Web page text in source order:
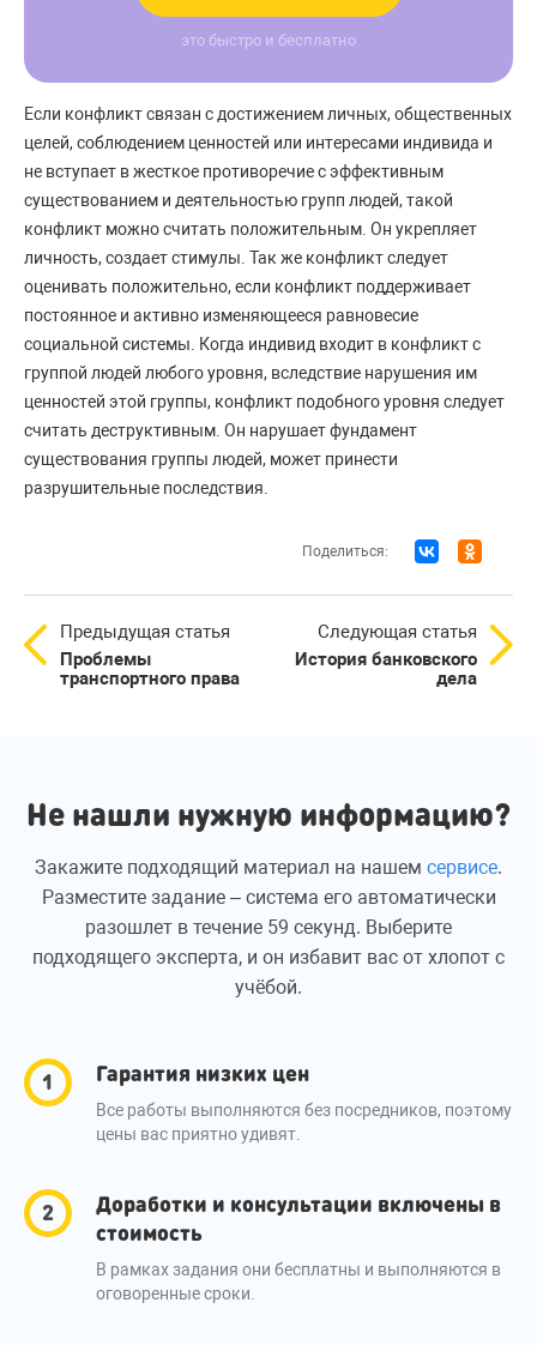
это быстро и бесплатно
Если конфликт связан с достижением личных, общественных
целей, соблюдением ценностей или интересами индивида и
не вступает в жесткое противоречие с эффективным
существованием и деятельностью групп людей, такой
конфликт можно считать положительным. Он укрепляет
личность, создает стимулы. Так же конфликт следует
оценивать положительно, если конфликт поддерживает
постоянное и активно изменяющееся равновесие
социальной системы. Когда индивид входит в конфликт с
группой людей любого уровня, вследствие нарушения им
ценностей этой группы, конфликт подобного уровня следует
считать деструктивным. Он нарушает фундамент
существования группы людей, может принести
разрушительные последствия.
Поделиться:
Предыдущая статья
Проблемы
транспортного права
Следующая статья
История банковского
дела
Не нашли нужную информацию?
Закажите подходящий материал на нашем сервисе.
Разместите задание – система его автоматически
разошлет в течение 59 секунд. Выберите
подходящего эксперта, и он избавит вас от хлопот с
учёбой.
Гарантия низких цен
Все работы выполняются без посредников, поэтому
цены вас приятно удивят.
Доработки и консультации включены в
стоимость
В рамках задания они бесплатны и выполняются в
оговоренные сроки.